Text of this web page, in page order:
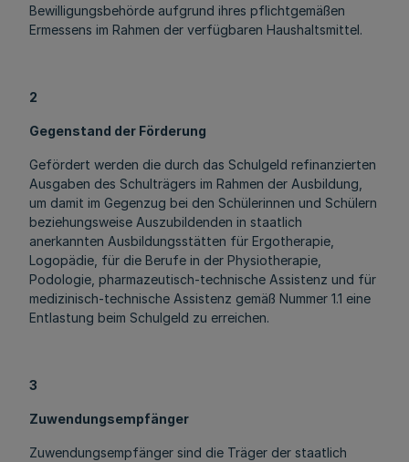
Bewilligungsbehörde aufgrund ihres pflichtgemäßen
Ermessens im Rahmen der verfügbaren Haushaltsmittel.
2
Gegenstand der Förderung
Gefördert werden die durch das Schulgeld refinanzierten
Ausgaben des Schulträgers im Rahmen der Ausbildung,
um damit im Gegenzug bei den Schülerinnen und Schülern
beziehungsweise Auszubildenden in staatlich
anerkannten Ausbildungsstätten für Ergotherapie,
Logopädie, für die Berufe in der Physiotherapie,
Podologie, pharmazeutisch-technische Assistenz und für
medizinisch-technische Assistenz gemäß Nummer 1.1 eine
Entlastung beim Schulgeld zu erreichen.
3
Zuwendungsempfänger
Zuwendungsempfänger sind die Träger der staatlich